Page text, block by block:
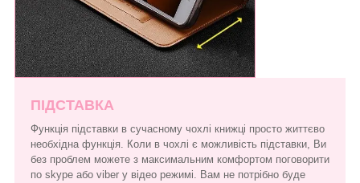
ПІДСТАВКА
Функція підставки в сучасному чохлі книжці просто життєво
необхідна функція. Коли в чохлі є можливість підставки, Ви
без проблем можете з максимальним комфортом поговорити
по skype або viber у відео режимі. Вам не потрібно буде